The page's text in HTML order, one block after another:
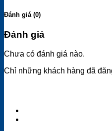
Đánh giá (0)
Đánh giá
Chưa có đánh giá nào.
Chỉ những khách hàng đã